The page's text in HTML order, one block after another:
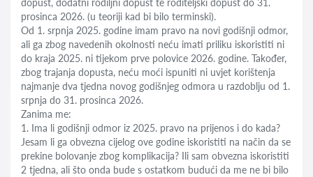
dopust, dodatni rodiljni dopust te roditeljski dopust do 31.
prosinca 2026. (u teoriji kad bi bilo terminski).
Od 1. srpnja 2025. godine imam pravo na novi godišnji odmor,
ali ga zbog navedenih okolnosti neću imati priliku iskoristiti ni
do kraja 2025. ni tijekom prve polovice 2026. godine. Također,
zbog trajanja dopusta, neću moći ispuniti ni uvjet korištenja
najmanje dva tjedna novog godišnjeg odmora u razdoblju od 1.
srpnja do 31. prosinca 2026.
Zanima me:
1. Ima li godišnji odmor iz 2025. pravo na prijenos i do kada?
Jesam li ga obvezna cijelog ove godine iskoristiti na način da se
prekine bolovanje zbog komplikacija? Ili sam obvezna iskoristiti
2 tjedna, ali što onda bude s ostatkom budući da me ne bi bilo